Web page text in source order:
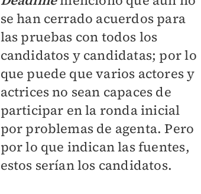
se han cerrado acuerdos para
las pruebas con todos los
candidatos y candidatas; por lo
que puede que varios actores y
actrices no sean capaces de
participar en la ronda inicial
por problemas de agenta. Pero
por lo que indican las fuentes,
estos serían los candidatos.